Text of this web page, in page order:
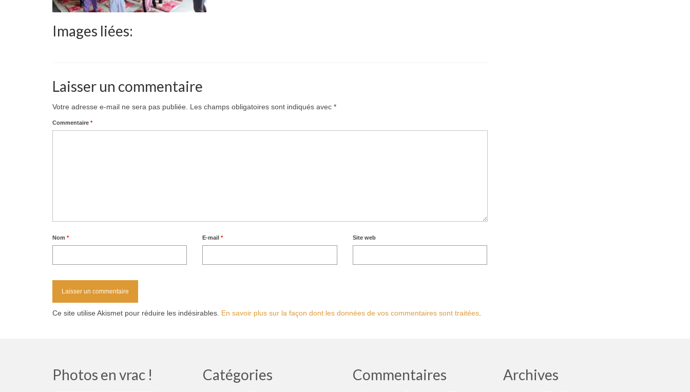
Images liées:
Laisser un commentaire
Votre adresse e-mail ne sera pas publiée. Les champs obligatoires sont indiqués avec *
Commentaire *
Nom * E-mail* Site web
Ce site utilise Akismet pour réduire les indésirables. En savoir plus sur la façon dont les données de vos commentaires sont traitées
Photos en vrac ! Catégories Commentaires Archives